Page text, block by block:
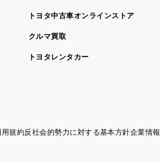
トヨタ中古車オンラインストア
クルマ買取
トヨタレンタカー
規約反社会的勢力に対する基本方針企業情報